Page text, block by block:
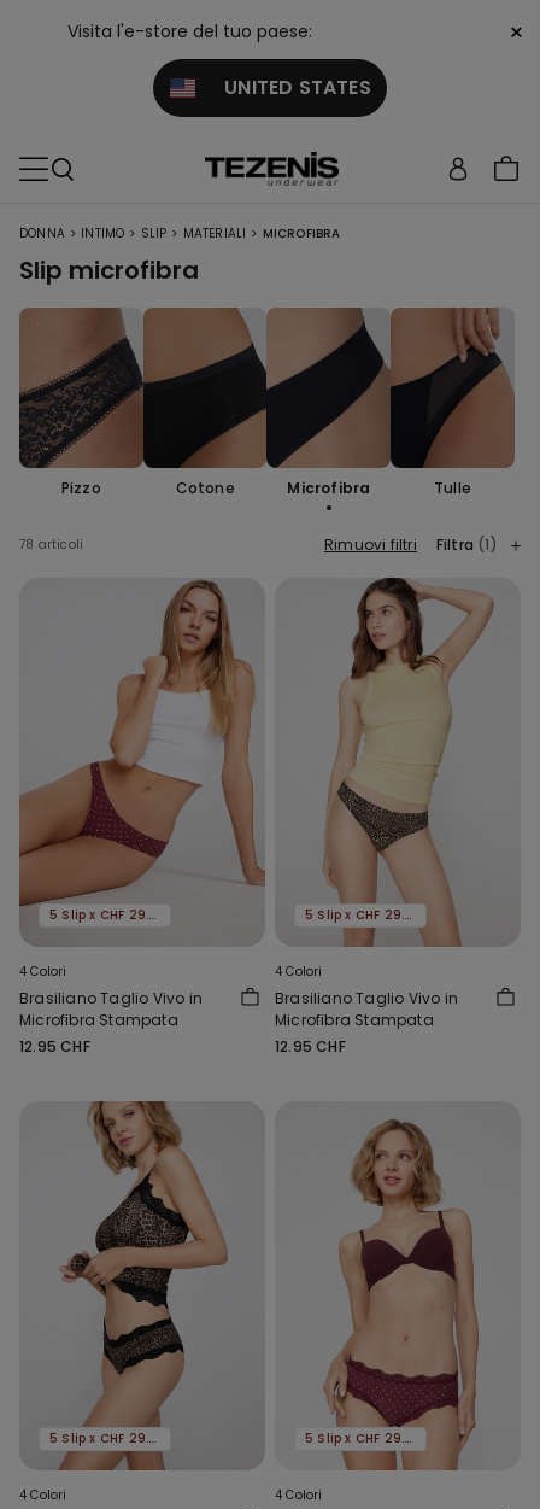
Visita l'e-store del tuo paese:
UNITED STATES
×
DONNA > INTIMO > SLIP > MATERIALI > MICROFIBRA
Slip microfibra
Pizzo Cotone Microfibra Tulle
78 articoli Rimuovi filtri Filtra (1)
5 Slip x CHF 29.90
4 Colori
Brasiliano Taglio Vivo in
Microfibra Stampata
12.95 CHF
5 Slip x CHF 29.90
4 Colori
Brasiliano Taglio Vivo in
Microfibra Stampata
12.95 CHF
5 Slip x CHF 29.90
4 Colori
5 Slip x CHF 29.90
4 Colori